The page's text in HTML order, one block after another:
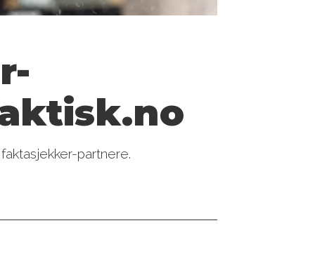
partnere.